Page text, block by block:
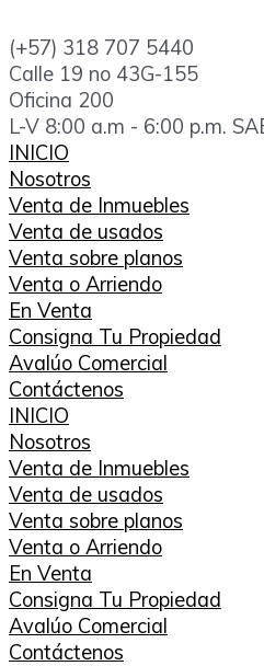
al
contenido
(+57) 318 707 5440
Calle 19 no 43G-155
Oficina 200
L-V 8:00 a.m - 6:00 p.m.
INICIO
Nosotros
Venta de Inmuebles
Venta de usados
Venta sobre planos
Venta o Arriendo
En Venta
Consigna Tu Propiedad
Avalúo Comercial
Contáctenos
INICIO
Nosotros
Venta de Inmuebles
Venta de usados
Venta sobre planos
Venta o Arriendo
En Venta
Consigna Tu Propiedad
Avalúo Comercial
Contáctenos